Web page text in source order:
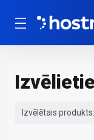
Izvēlētais produkts: